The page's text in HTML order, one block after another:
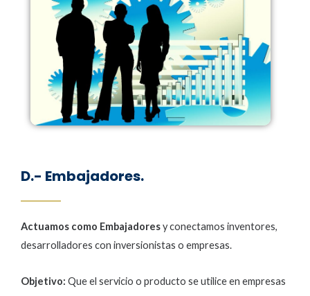
D.- Embajadores.
Actuamos como Embajadoresy conectamos inventores,
desarrolladores con inversionistas o empresas.
Objetivo: Que el servicio o producto se utilice en empresas